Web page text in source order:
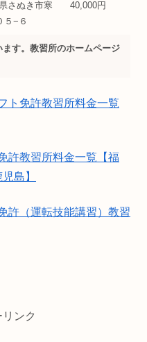
さぬき市寒
５−６
40,000円
す。教習所のホームページ
ト免許教習所料金一覧
許教習所料金一覧【福
島】
許（運転技能講習）教習
ンク